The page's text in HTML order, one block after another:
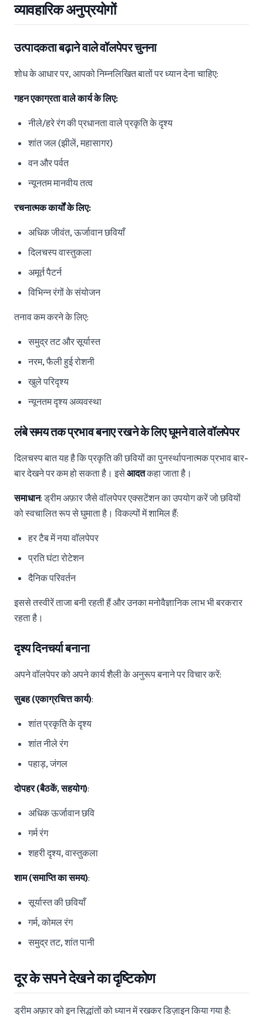
व्यावहारिक अनुप्रयोगों
उत्पादकता बढ़ाने वाले वॉलपेपर चुनना
शोध के आधार पर, आपको निम्नलिखित बातों पर ध्यान देना चाहिए:
गहन एकाग्रता वाले कार्य के लिए:
नीले/हरे रंग की प्रधानता वाले प्रकृति के दृश्य
शांत जल (झीलें, महासागर)
वन और पर्वत
न्यूनतम मानवीय तत्व
रचनात्मक कार्यों के लिए:
अधिक जीवंत, ऊर्जावान छवियाँ
दिलचस्प वास्तुकला
अमूर्त पैटर्न
विभिन्न रंगों के संयोजन
तनाव कम करने के लिए:
समुद्र तट और सूर्यास्त
नरम, फैली हुई रोशनी
खुले परिदृश्य
न्यूनतम दृश्य अव्यवस्था
लंबे समय तक प्रभाव बनाए रखने के लिए घूमने वाले वॉलपेपर
दिलचस्प बात यह है कि प्रकृति की छवियों का पुनर्स्थापनात्मक प्रभाव बार-
बार देखने पर कम हो सकता है। इसेआदतकहा जाता है।
समाधान: ड्रीम अफ़ार जैसे वॉलपेपर एक्सटेंशन का उपयोग करें जो छवियों
को स्वचालित रूप से घुमाता है। विकल्पों में शामिल हैं:
हर टैब में नया वॉलपेपर
प्रति घंटा रोटेशन
दैनिक परिवर्तन
इससे तस्वीरें ताजा बनी रहती हैं और उनका मनोवैज्ञानिक लाभ भी बरकरार
रहता है।
दृश्य दिनचर्या बनाना
अपने वॉलपेपर को अपने कार्य शैली के अनुरूप बनाने पर विचार करें:
सुबह (एकाग्रचित्त कार्य):
शांत प्रकृति के दृश्य
शांत नीले रंग
पहाड़, जंगल
दोपहर (बैठकें, सहयोग):
अधिक ऊर्जावान छवि
गर्म रंग
शहरी दृश्य, वास्तुकला
शाम (समाप्ति का समय):
सूर्यास्त की छवियाँ
गर्म, कोमल रंग
समुद्र तट, शांत पानी
दूर के सपने देखने का दृष्टिकोण
ड्रीम अफ़ार को इन सिद्धांतों को ध्यान में रखकर डिज़ाइन किया गया है: